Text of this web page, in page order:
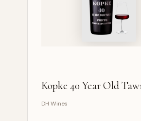
Kopke 40 Year Old
DH Wines